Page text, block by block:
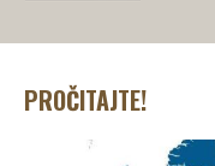
PROČITAJTE!